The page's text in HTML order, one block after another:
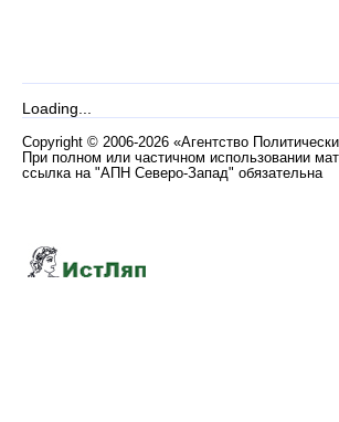
Loading...
Copyright © 2006-2026 «Агентство
При полном или частичном использовании
ссылка на "АПН Северо-Запад" обязательна